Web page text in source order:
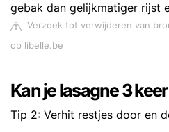
gebak dan gelijkmatiger rijst
Verzoek tot verwijderen van
op libelle.be
Kan je lasagne 3
Tip 2: Verhit restjes door en